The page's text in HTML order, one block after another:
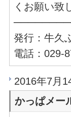
くお願い致
発行：牛久
電話：029-
2016年7月
かっぱメー